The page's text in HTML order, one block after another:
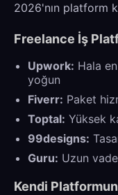
2026'nın platform
Freelance İş
Upwork: Hala
yoğun
Fiverr: Paket
Toptal: Yüksek
99designs:
Guru: Uzun
Kendi